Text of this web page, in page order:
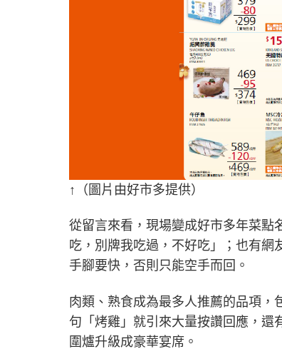
↑（圖片由好市多提供）
從留言來看，現場變成好市多年菜點
吃，別牌我吃過，不好吃」；也有
手腳要快，否則只能空手而回。
肉類、熟食成為最多人推薦的品項
句「烤雞」就引來大量按讚回應，還
圍爐升級成豪華宴席。